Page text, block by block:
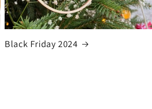
Black Friday 2024